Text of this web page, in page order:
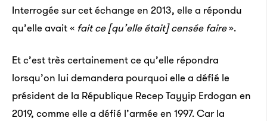
Interrogée sur cet échange en 2013, elle a répondu
qu’elle avait « fait ce [qu’elle était] censée faire».
Et c’est très certainement ce qu’elle répondra
lorsqu’on lui demandera pourquoi elle a défié le
président de la République Recep Tayyip Erdogan en
2019, comme elle a défié l’armée en 1997. Car la